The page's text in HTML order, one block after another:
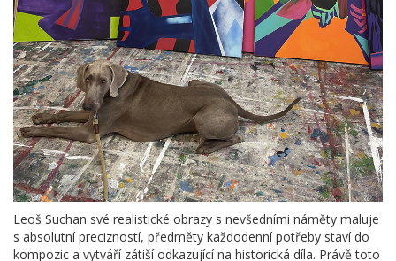
Leoš Suchan své realistické obrazy s nevšedními náměty maluje
s absolutní precizností, předměty každodenní potřeby staví do
kompozic a vytváří zátiší odkazující na historická díla. Právě toto